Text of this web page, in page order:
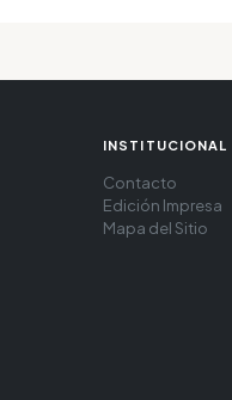
INSTITUCIONAL
Contacto
Edición Impresa
Mapa del Sitio